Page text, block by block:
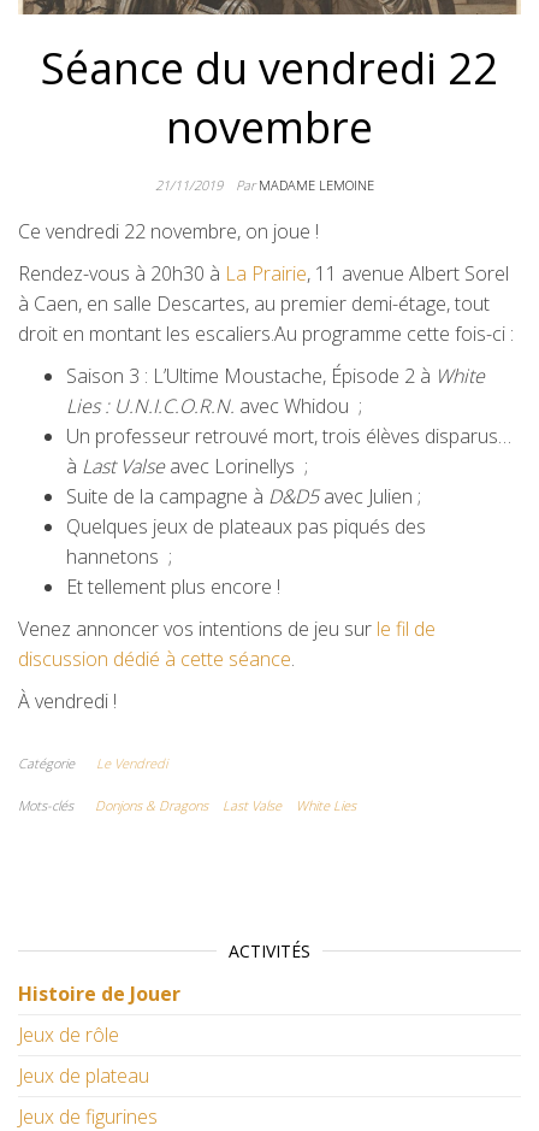
Séance du vendredi 22
novembre
21/11/2019 ParMADAME LEMOINE
Ce vendredi 22 novembre, on joue !
Rendez-vous à 20h30 à La Prairie, 11 avenue Albert Sorel
à Caen, en salle Descartes, au premier demi-étage, tout
droit en montant les escaliers.Au programme cette fois-ci :
Saison 3 : L’Ultime Moustache, Épisode 2 à White
Lies : U.N.I.C.O.R.N. avec Whidou ;
Un professeur retrouvé mort, trois élèves disparus…
à Last Valseavec Lorinellys ;
Suite de la campagne à D&D5avec Julien ;
Quelques jeux de plateaux pas piqués des
hannetons ;
Et tellement plus encore !
Venez annoncer vos intentions de jeu sur le fil de
discussion dédié à cette séance.
À vendredi !
Catégorie Le Vendredi
Mots-clés Donjons & Dragons Last Valse White Lies
ACTIVITÉS
Histoire de Jouer
Jeux de rôle
Jeux de plateau
Jeux de figurines